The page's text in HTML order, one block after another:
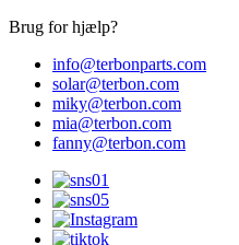
Brug for hjælp?
info@terbonparts.com
solar@terbon.com
miky@terbon.com
mia@terbon.com
fanny@terbon.com